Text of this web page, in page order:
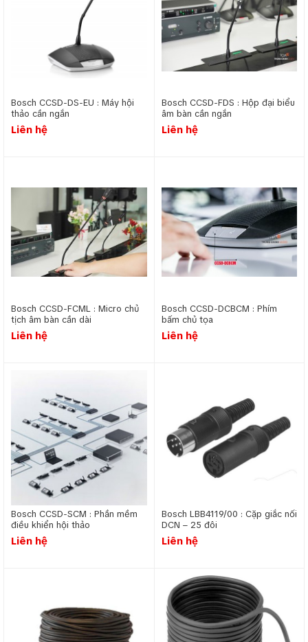
Bosch CCSD-DS-EU : Máy hội
thảo cần ngắn
Liên hệ
Bosch CCSD-FDS : Hộp đại biểu
âm bàn cần ngắn
Liên hệ
Bosch CCSD-FCML : Micro chủ
tịch âm bàn cần dài
Liên hệ
Bosch CCSD-DCBCM : Phím
bấm chủ tọa
Liên hệ
Bosch CCSD-SCM : Phần mềm
điều khiển hội thảo
Liên hệ
Bosch LBB4119/00 : Cặp giắc nối
DCN – 25 đôi
Liên hệ